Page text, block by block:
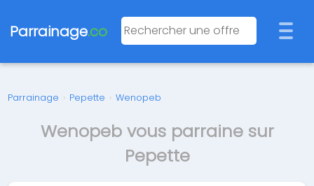
Parrainage.co
Parrainage › Pepette › Wenopeb
Wenopeb vous parraine sur
Pepette